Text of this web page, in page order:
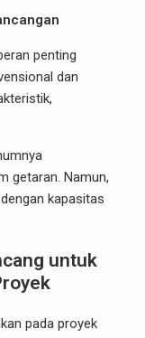
penting
dan
getaran. Namun,
kapasitas
untuk
pada proyek